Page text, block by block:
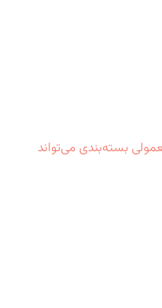
بسته‌بندی می‌تواند